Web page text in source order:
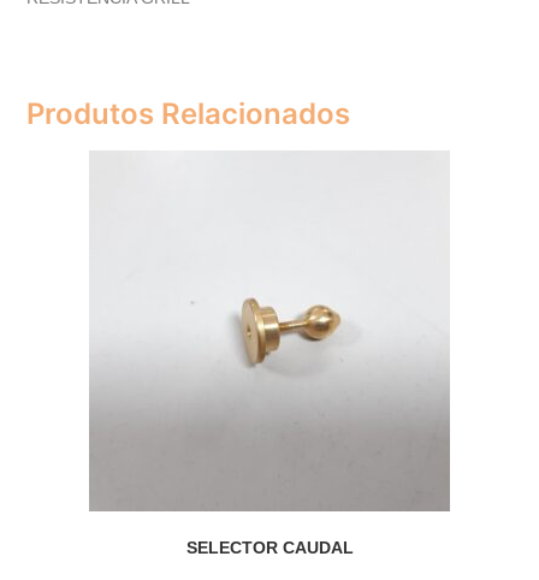
Produtos Relacionados
SELECTOR CAUDAL